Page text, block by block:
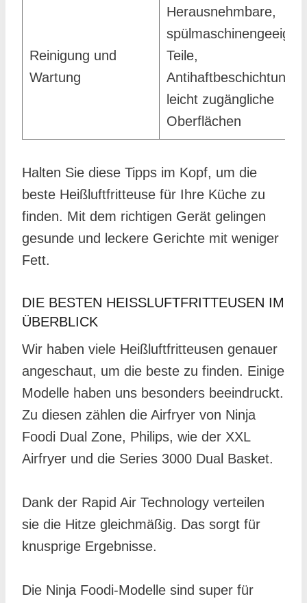
Reinigung und
Wartung
Herausnehmbare,
Teile,
Antihaftbeschichtung,
leicht zugängliche
Oberflächen
Halten Sie diese Tipps im Kopf, um die
beste Heißluftfritteuse für Ihre Küche zu
finden. Mit dem richtigen Gerät gelingen
gesunde und leckere Gerichte mit weniger
Fett.
DIE BESTEN HEISSLUFTFRITTEUSEN IM Ü
BERBLICK
Wir haben viele Heißluftfritteusen genauer
angeschaut, um die beste zu finden. Einige
Modelle haben uns besonders beeindruckt.
Zu diesen zählen die Airfryer von Ninja
Foodi Dual Zone, Philips, wie der XXL
Airfryer und die Series 3000 Dual Basket.
Dank der Rapid Air Technology verteilen
sie die Hitze gleichmäßig. Das sorgt für
knusprige Ergebnisse.
Die Ninja Foodi-Modelle sind super für